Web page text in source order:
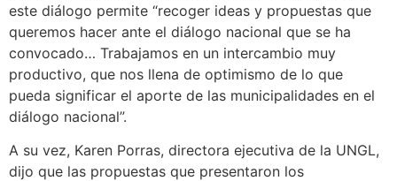
este diálogo permite “recoger ideas y propuestas que
queremos hacer ante el diálogo nacional que se ha
convocado… Trabajamos en un intercambio muy
productivo, que nos llena de optimismo de lo que
pueda significar el aporte de las municipalidades en el
diálogo nacional”.
A su vez, Karen Porras, directora ejecutiva de la UNGL,
dijo que las propuestas que presentaron los